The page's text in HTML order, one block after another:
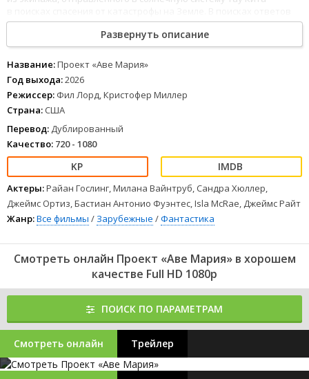
Райленду предстоит положиться на свои обширные научные
знания, изобретательность и силу воли, но, возможно, ему не
придётся искать в одиночку.
1 234 5 6 78
Развернуть описание
Название:Проект «Аве Мария»
Год выхода:2026
Режиссер: Фил Лорд, Кристофер Миллер
Страна: США
Перевод: Дублированный
Качество: 720 - 1080
Актеры:Райан Гослинг, Милана Вайнтруб, Сандра Хюллер,
Джеймс Ортиз, Бастиан Антонио Фуэнтес, Isla McRae, Джеймс Райт
Жанр:Все фильмы / Зарубежные /Фантастика
Смотреть онлайн Проект «Аве Мария» в хорошем
качестве Full HD 1080p
ПОИСК ПО ПАРАМЕТРАМ
Смотреть онлайн Трейлер